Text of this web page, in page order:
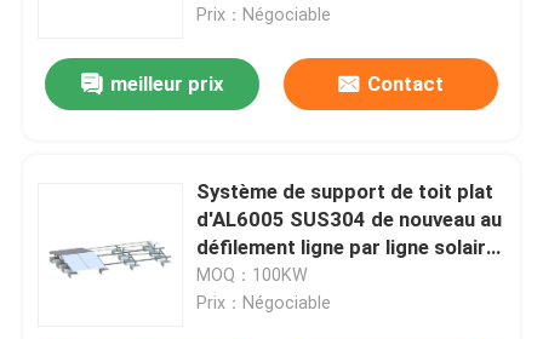
Prix：Négociable
meilleur prix Contact
Système de support de toit plat
d'AL6005 SUS304 de nouveau au
défilement ligne par ligne solaire
lesté par dos
MOQ：100KW
Prix：Négociable